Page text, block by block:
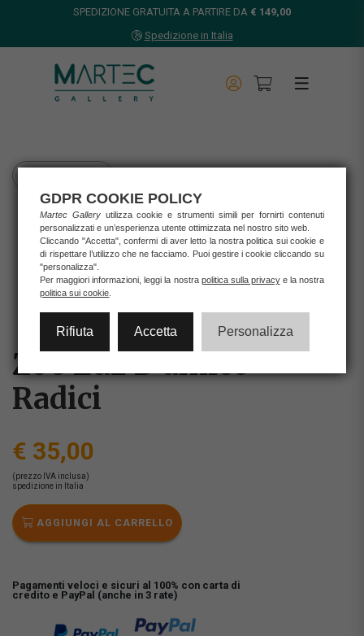
SPEDIZIONE GRATUITA A PARTIRE DA € 149,00
Spedizione in Italia
Home
Opere d'arte
Grafica d'autore
Zoe Luz D'amico
ZOE LUZ D'AMICO - RADICI
Zoe Luz D'amico -
Radici
€ 35,00
(prezzo IVA inclusa)
spedizione in Italia
AGGIUNGI AL CARRELLO
Pagamenti veloci e sicuri al 100% con carta di
credito e PayPal (anche in 3 rate)
GDPR COOKIE POLICY
Martec Gallery utilizza cookie e strumenti simili per fornirti contenuti
personalizzati e un’esperienza utente ottimizzata nel nostro sito web.
Cliccando "Accetta", confermi di aver letto la nostra politica sui cookie e
di rispettare l’utilizzo che ne facciamo. Puoi gestire i cookie cliccando su
"personalizza".
Per maggiori informazioni, leggi la nostra politica sulla privacye la nostra
politica sui cookie
Rifiuta Accetta Personalizza